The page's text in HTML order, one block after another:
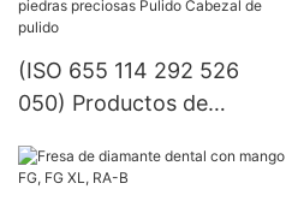
Ruedas de pulido de resina
sistema impregnado de
diamante para
herramientas de
laboratorio
(ISO 655 114 292 526
050) Productos de
calidad Engaste de piedras